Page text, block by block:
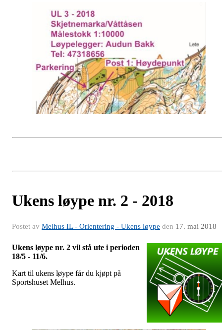
Ukens løype nr. 2 - 2018
Postet av Melhus IL - Orientering - Ukens løype den 17. mai 2018
Ukens løype nr. 2 vil stå ute i perioden
18/5 - 11/6.
Kart til ukens løype får du kjøpt på
Sportshuset Melhus.